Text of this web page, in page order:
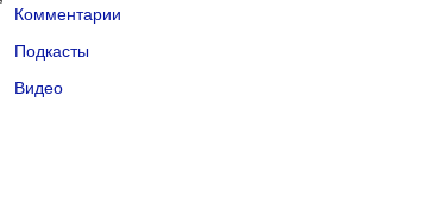
Комментарии
Подкасты
Видео